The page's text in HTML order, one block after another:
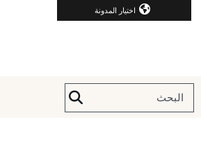
اختيار المدونة